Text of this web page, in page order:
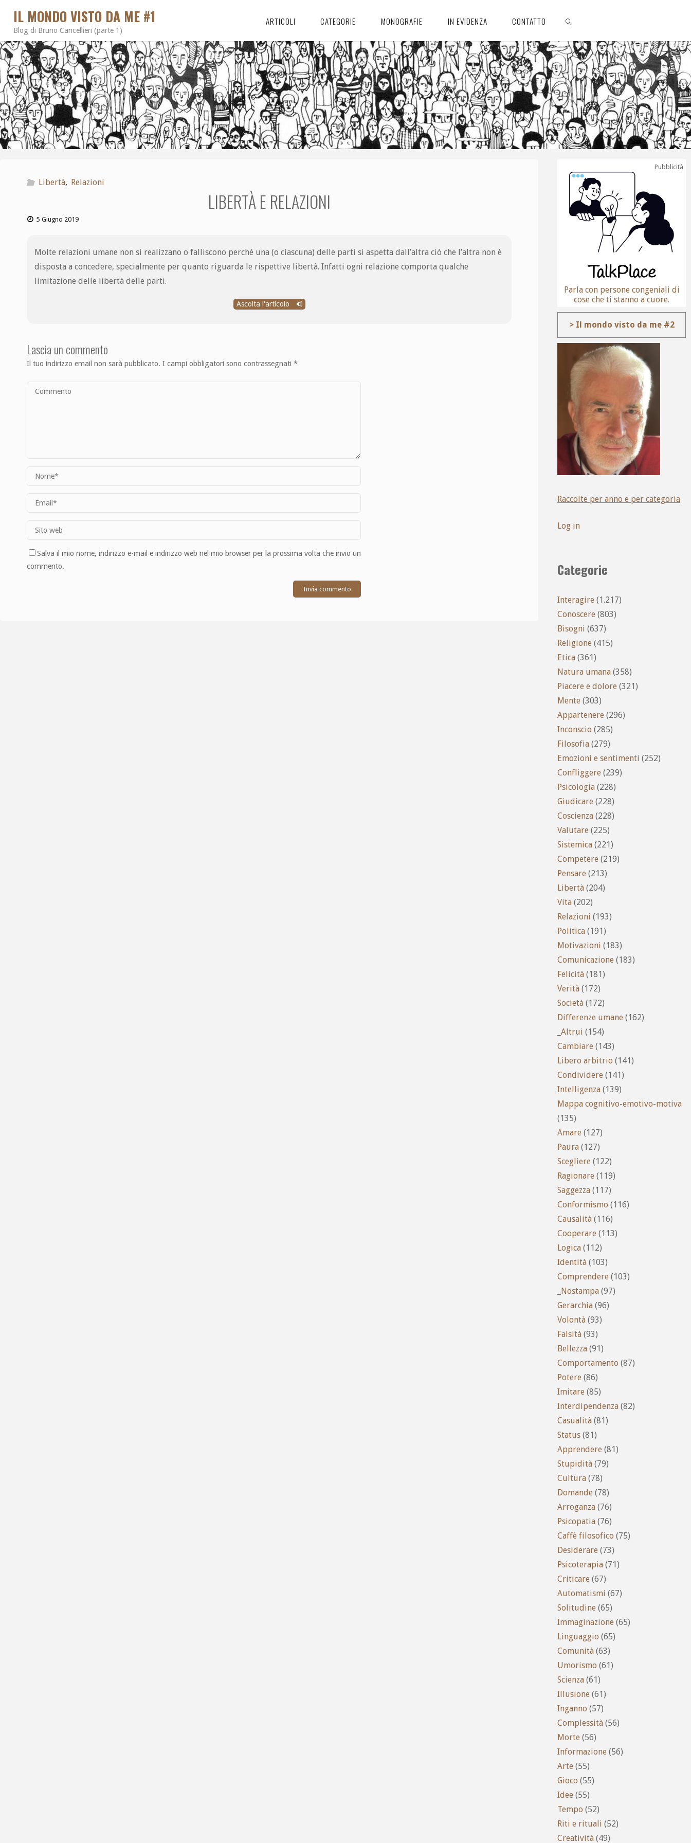
IL MONDO VISTO DA ME #1
Blog di Bruno Cancellieri (parte 1)
ARTICOLI CATEGORIE MONOGRAFIE IN EVIDENZA CONTATTO
CERCA
Libertà, Relazioni
LIBERTÀ E RELAZIONI
5 Giugno 2019
Molte relazioni umane non si realizzano o falliscono perché una (o ciascuna) delle parti si aspetta dall’altra ciò che l’altra non è
disposta a concedere, specialmente per quanto riguarda le rispettive libertà. Infatti ogni relazione comporta qualche
limitazione delle libertà delle parti.
Ascolta l'articolo
Lascia un commento
Il tuo indirizzo email non sarà pubblicato. I campi obbligatori sono contrassegnati*
Salva il mio nome, indirizzo e-mail e indirizzo web nel mio browser per la prossima volta che invio un
commento.
Pubblicità
Parla con persone congeniali di
cose che ti stanno a cuore.
> Il mondo visto da me #2
Raccolte per anno e per categoria
Log in
Categorie
Interagire (1.217)
Conoscere (803)
Bisogni (637)
Religione (415)
Etica (361)
Natura umana (358)
Piacere e dolore (321)
Mente (303)
Appartenere (296)
Inconscio (285)
Filosofia (279)
Emozioni e sentimenti (252)
Confliggere (239)
Psicologia (228)
Giudicare (228)
Coscienza (228)
Valutare (225)
Sistemica (221)
Competere (219)
Pensare (213)
Libertà (204)
Vita (202)
Relazioni (193)
Politica (191)
Motivazioni (183)
Comunicazione (183)
Felicità (181)
Verità (172)
Società (172)
Differenze umane (162)
_Altrui (154)
Cambiare (143)
Libero arbitrio (141)
Condividere (141)
Intelligenza (139)
Mappa cognitivo-emotivo-motiva
(135)
Amare (127)
Paura (127)
Scegliere (122)
Ragionare (119)
Saggezza (117)
Conformismo (116)
Causalità (116)
Cooperare (113)
Logica (112)
Identità (103)
Comprendere (103)
_Nostampa (97)
Gerarchia (96)
Volontà (93)
Falsità (93)
Bellezza (91)
Comportamento (87)
Potere (86)
Imitare (85)
Interdipendenza (82)
Casualità (81)
Status (81)
Apprendere (81)
Stupidità (79)
Cultura (78)
Domande (78)
Arroganza (76)
Psicopatia (76)
Caffè filosofico (75)
Desiderare (73)
Psicoterapia (71)
Criticare (67)
Automatismi (67)
Solitudine (65)
Immaginazione (65)
Linguaggio (65)
Comunità (63)
Umorismo (61)
Scienza (61)
Illusione (61)
Inganno (57)
Complessità (56)
Morte (56)
Informazione (56)
Arte (55)
Gioco (55)
Idee (55)
Tempo (52)
Riti e rituali (52)
Creatività (49)